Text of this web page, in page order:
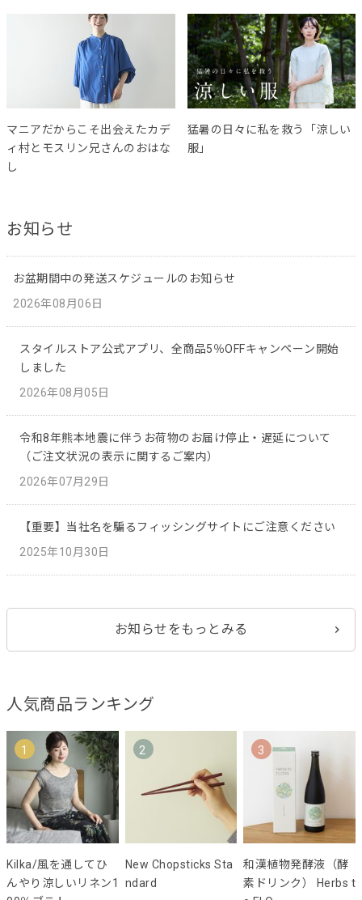
マニアだからこそ出会えたカデ
ィ村とモスリン兄さんのおはな
し
猛暑の日々に私を救う「涼しい
服」
お知らせ
お盆期間中の発送スケジュールのお知らせ
2026年08月06日
スタイルストア公式アプリ、全商品5％OFFキャンペーン開始
しました
2026年08月05日
令和8年熊本地震に伴うお荷物のお届け停止・遅延について
（ご注文状況の表示に関するご案内）
2026年07月29日
【重要】当社名を騙るフィッシングサイトにご注意ください
2025年10月30日
お知らせをもっとみる
人気商品ランキング
1
Kilka/風を通してひ
んやり涼しいリネン1
2
New Chopsticks Sta
ndard
3
和漢植物発酵液（酵
素ドリンク） Herbs t